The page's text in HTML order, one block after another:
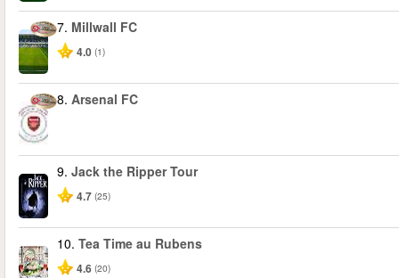
7. Millwall FC
4.0 (1)
8. Arsenal FC
9. Jack the Ripper Tour
4.7 (25)
10. Tea Time au Rubens
4.6 (20)